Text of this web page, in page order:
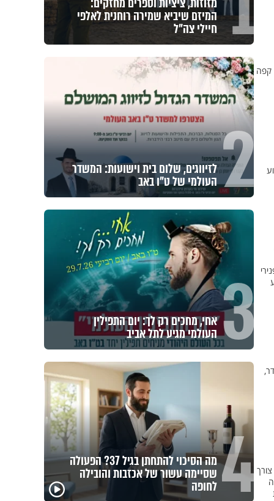
קפה
המיזם שיביא שמירה רוחנית לאלפי
חיילי צה"ל
2 לזיווגים, שלום בית וישועות: המשדר
העולמי של ט"ו באב
3 אחי, מחכים רק לך: יום התפילין
העולמי מגיע לתל אביב
4 מה הסיכוי להתחתן בגיל 37? הפעולה
שסיימה עשור של אכזבות והובילה
לחופה
הרגעים הקשים ביותר